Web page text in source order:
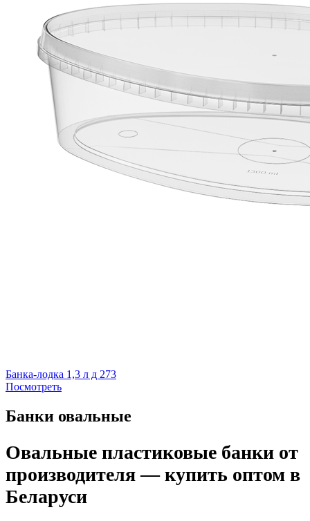
Банка-лодка 1,3 л д 273
Посмотреть
Банки овальные
Овальные пластиковые банки от
производителя — купить оптом в
Беларуси